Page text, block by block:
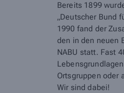
Bereits 1899
„Deutscher Bund
1990 fand der
den in den neuen
NABU statt. Fast
Ortsgruppen oder
Wir sind dabei!